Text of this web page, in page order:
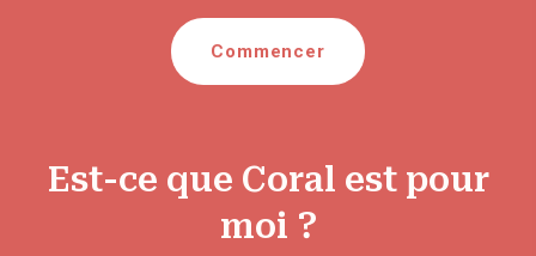
Commencer
Est-ce que Coral est pour
moi ?